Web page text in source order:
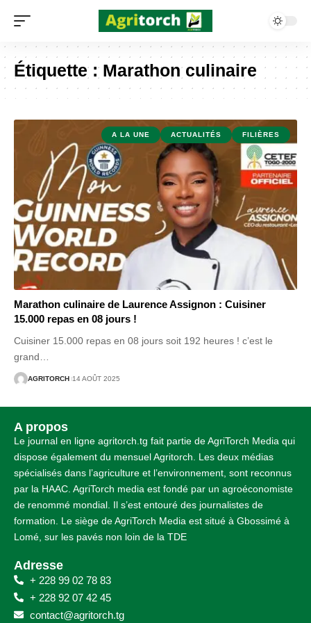
Étiquette : Marathon culinaire
A LA UNE ACTUALITÉS FILIÈRES
Marathon culinaire de Laurence Assignon : Cuisiner
15.000 repas en 08 jours !
Cuisiner 15.000 repas en 08 jours soit 192 heures ! c’est le
grand
AGRITORCH 14 AOÛT 2025
A propos
Le journal en ligne agritorch.tg fait partie de AgriTorch Media qui
dispose également du mensuel Agritorch. Les deux médias
spécialisés dans l’agriculture et l’environnement, sont reconnus
par la HAAC. AgriTorch media est fondé par un agroéconomiste
de renommé mondial. Il s’est entouré des journalistes de
formation. Le siège de AgriTorch Media est situé à Gbossimé à
Lomé, sur les pavés non loin de la TDE
Adresse
+ 228 99 02 78 83
+ 228 92 07 42 45
contact@agritorch.tg